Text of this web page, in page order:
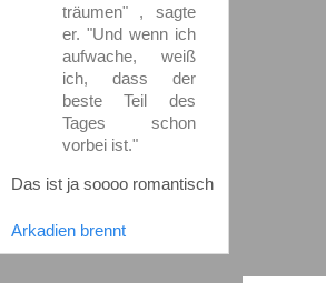
träumen" , sagte
er. "Und wenn ich
aufwache, weiß
ich, dass der
beste Teil des
Tages schon
vorbei ist."
Das ist ja soooo romantisch
Arkadien brennt